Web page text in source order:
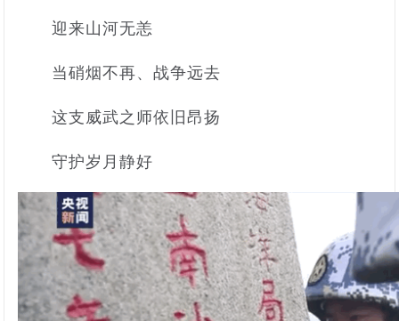
迎来山河无恙
当硝烟不再、战争远去
这支威武之师依旧昂扬
守护岁月静好